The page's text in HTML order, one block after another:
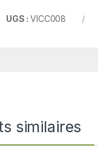
UGS :VICC008
similaires